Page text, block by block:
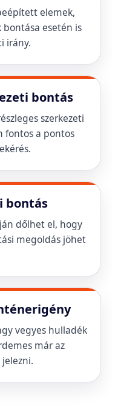
elemek,
esetén is
irány.
bontás
szerkezeti
fontos a pontos
bontás
dőlhet el, hogy
megoldás jöhet
vegyes hulladék
már az